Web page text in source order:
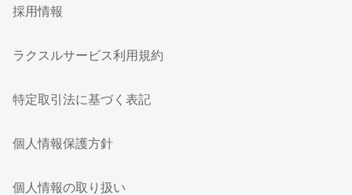
採用情報
ラクスルサービス利用規約
特定取引法に基づく表記
個人情報保護方針
個人情報の取り扱い